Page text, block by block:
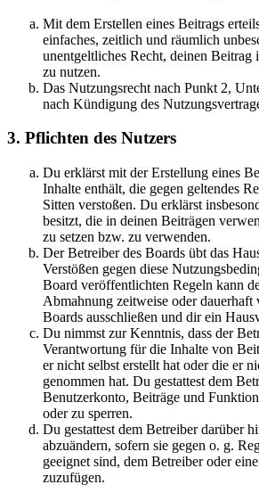
Mit dem Erstellen eines Beitrags
einfaches, zeitlich und räumlich
unentgeltliches Recht, deinen Beitrag
zu nutzen.
Das Nutzungsrecht nach Punkt 2,
nach Kündigung des
3. Pflichten des Nutzers
Du erklärst mit der Erstellung eines
Inhalte enthält, die gegen geltendes
Sitten verstoßen. Du erklärst
besitzt, die in deinen Beiträgen
zu setzen bzw. zu verwenden.
Der Betreiber des Boards übt das
Verstößen gegen diese
Board veröffentlichten Regeln kann
Abmahnung zeitweise oder dauerhaft
Boards ausschließen und dir ein
Du nimmst zur Kenntnis, dass der
Verantwortung für die Inhalte von
er nicht selbst erstellt hat oder die er
genommen hat. Du gestattest dem
Benutzerkonto, Beiträge und
oder zu sperren.
Du gestattest dem Betreiber darüber
abzuändern, sofern sie gegen o. g.
geeignet sind, dem Betreiber oder
zuzufügen.